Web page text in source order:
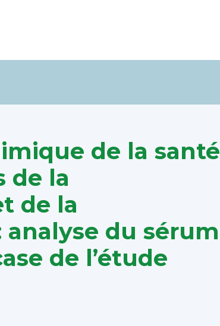
de la santé
de la
de la
du sérum
de l’étude